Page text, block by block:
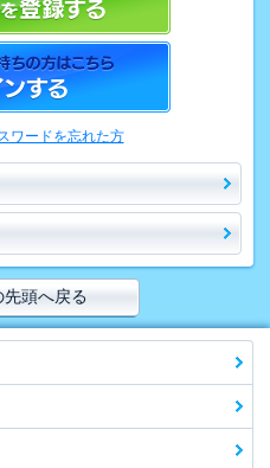
ワードを忘れた方
先頭へ戻る